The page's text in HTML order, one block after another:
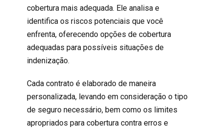
cobertura mais adequada. Ele analisa e
identifica os riscos potenciais que você
enfrenta, oferecendo opções de cobertura
adequadas para possíveis situações de
indenização.
Cada contrato é elaborado de maneira
personalizada, levando em consideração o tipo
de seguro necessário, bem como os limites
apropriados para cobertura contra erros e